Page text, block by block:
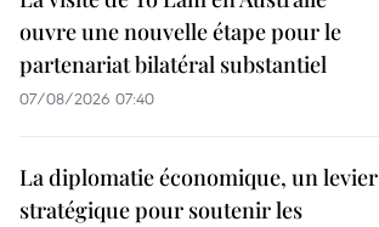
ouvre une nouvelle étape pour le
partenariat bilatéral substantiel
07/08/2026 07:40
La diplomatie économique, un levier
stratégique pour soutenir les